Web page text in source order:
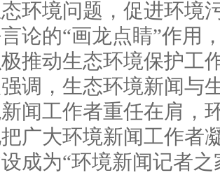
环境问题，促进环境
论的“画龙点睛”作用
推动生态环境保护工
，生态环境新闻与
闻工作者重任在肩，
广大环境新闻工作者
成为“环境新闻记者